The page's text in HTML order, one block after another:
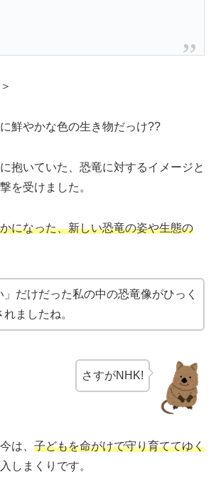
鮮やかな色の生き物だっけ??
抱いていた、恐竜に対するイメージと
を受けました。
になった、新しい恐竜の姿や生態の
」だけだった私の中の恐竜像がひっく
れましたね。
さすがNHK!
は、 子どもを命がけで守り育ててゆく
しまくりです。